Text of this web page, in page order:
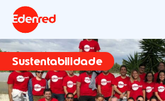
Sustentabilidade